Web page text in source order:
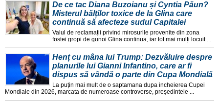
De ce tac Diana Buzoianu și Cyntia Păun?
Misterul bălților toxice de la Glina care
continuă să afecteze sudul Capitalei
Valul de reclamații privind mirosurile provenite din zona
fostei gropi de gunoi Glina continua, iar tot mai mulți locuit ...
Henț cu mâna lui Trump: Dezvăluire despre
planurile lui Gianni Infantino, care ar fi
dispus să vândă o parte din Cupa Mondială
La puțin mai mult de o saptamana dupa incheierea Cupei
Mondiale din 2026, marcata de numeroase controverse, președintele ...